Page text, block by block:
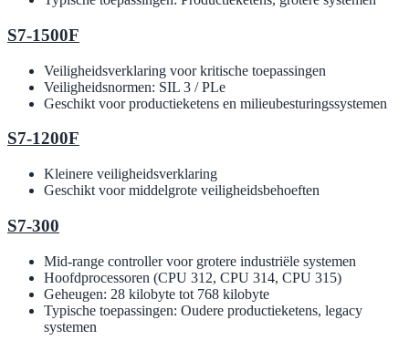
S7-1500F
Veiligheidsverklaring voor kritische toepassingen
Veiligheidsnormen: SIL 3 / PLe
Geschikt voor productieketens en milieubesturingssystemen
S7-1200F
Kleinere veiligheidsverklaring
Geschikt voor middelgrote veiligheidsbehoeften
S7-300
Mid-range controller voor grotere industriële systemen
Hoofdprocessoren (CPU 312, CPU 314, CPU 315)
Geheugen: 28 kilobyte tot 768 kilobyte
Typische toepassingen: Oudere productieketens, legacy
systemen